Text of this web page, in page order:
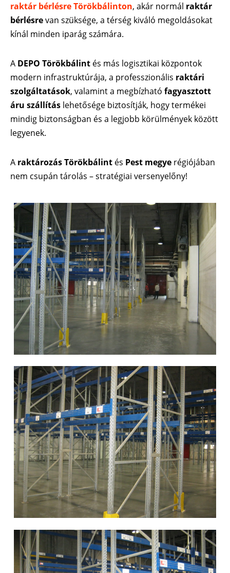
raktár bérlésre Törökbálinton, akár normál raktár
bérlésrevan szüksége, a térség kiváló megoldásokat
kínál minden iparág számára.
A DEPO Törökbálint és más logisztikai központok
modern infrastruktúrája, a professzionális raktári
szolgáltatások, valamint a megbízható fagyasztott
áru szállítás lehetősége biztosítják, hogy termékei
mindig biztonságban és a legjobb körülmények között
legyenek.
A raktározás Törökbálint és Pest megye régiójában
nem csupán tárolás – stratégiai versenyelőny!